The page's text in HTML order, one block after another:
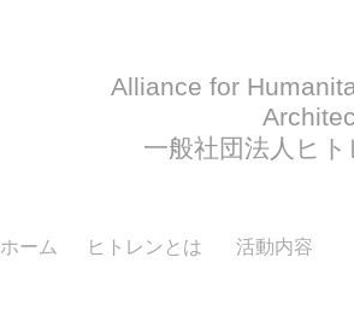
Alliance for
一般社団法人ヒト
ホーム ヒトレンとは 活動内容